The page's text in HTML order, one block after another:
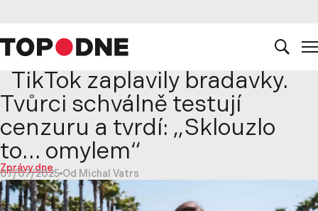
TikTok zaplavily bradavky.
Tvůrci schválně testují
cenzuru a tvrdí: „Sklouzlo
to… omylem“
Zprávy dne
07/07/2025 Od Michal Vatrs